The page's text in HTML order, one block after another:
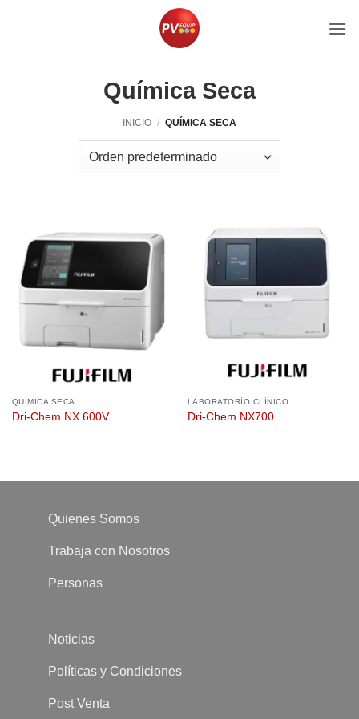
Química Seca
INICIO / QUÍMICA SECA
QUÍMICA SECA
Dri-Chem NX 600V
LABORATORÍO CLÍNICO
Dri-Chem NX700
Quienes Somos
Trabaja con Nosotros
Personas
Noticias
Políticas y Condiciones
Post Venta